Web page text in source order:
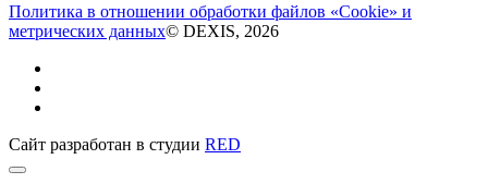
Политика в отношении обработки файлов «Cookie» и
метрических данных© DEXIS, 2026
Сайт разработан в студии RED